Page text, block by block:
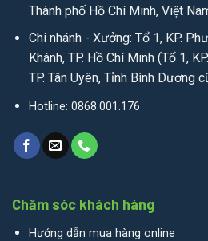
Thành phố Hồ Chí Minh, Việt
Chi nhánh - Xưởng: Tổ 1, KP.
Khánh, TP. Hồ Chí Minh (Tổ 1,
TP. Tân Uyên, Tỉnh Bình Dương
Hotline: 0868.001.176
Chăm sóc khách hàng
Hướng dẫn mua hàng online